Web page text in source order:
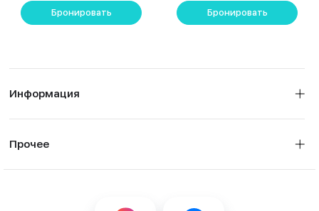
Бронировать Бронировать
Информация
Прочее